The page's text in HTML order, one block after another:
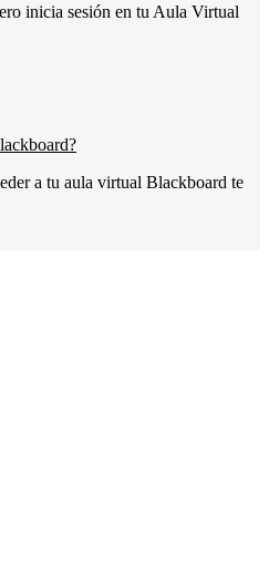
inicia sesión en tu Aula Virtual
a tu aula virtual Blackboard te